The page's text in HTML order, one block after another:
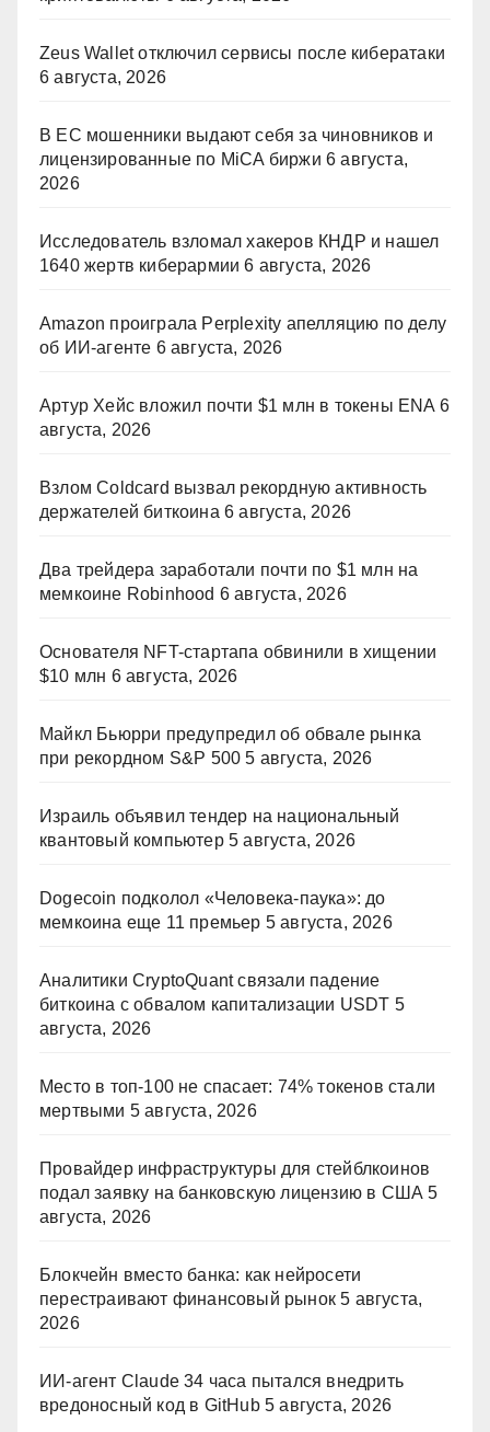
Zeus Wallet отключил сервисы после кибератаки
6 августа, 2026
В ЕС мошенники выдают себя за чиновников и
лицензированные по MiCA биржи 6 августа,
2026
Исследователь взломал хакеров КНДР и нашел
1640 жертв киберармии 6 августа, 2026
Amazon проиграла Perplexity апелляцию по делу
об ИИ-агенте 6 августа, 2026
Артур Хейс вложил почти $1 млн в токены ENA 6
августа, 2026
Взлом Coldcard вызвал рекордную активность
держателей биткоина 6 августа, 2026
Два трейдера заработали почти по $1 млн на
мемкоине Robinhood 6 августа, 2026
Основателя NFT-стартапа обвинили в хищении
$10 млн 6 августа, 2026
Майкл Бьюрри предупредил об обвале рынка
при рекордном S&P 500 5 августа, 2026
Израиль объявил тендер на национальный
квантовый компьютер 5 августа, 2026
Dogecoin подколол «Человека-паука»: до
мемкоина еще 11 премьер 5 августа, 2026
Аналитики CryptoQuant связали падение
биткоина с обвалом капитализации USDT 5
августа, 2026
Место в топ-100 не спасает: 74% токенов стали
мертвыми 5 августа, 2026
Провайдер инфраструктуры для стейблкоинов
подал заявку на банковскую лицензию в США 5
августа, 2026
Блокчейн вместо банка: как нейросети
перестраивают финансовый рынок 5 августа,
2026
ИИ-агент Claude 34 часа пытался внедрить
вредоносный код в GitHub 5 августа, 2026